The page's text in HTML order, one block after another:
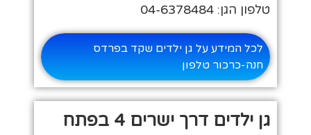
טלפון הגן: 04-6378484
לכל המידע על גן ילדים שקד בפרדס
חנה-כרכור טלפון
גן ילדים דרך ישרים 4 בפתח